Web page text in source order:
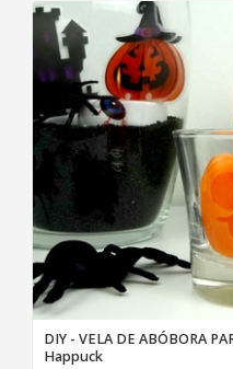
DIY - VELA DE ABÓBORA
Happuck